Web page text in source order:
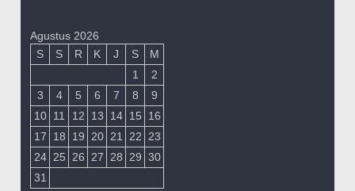
Agustus 2026
S
S R K J S
M
1
2
3
4 5 6 7 8
9
10 11 12 13 14 15
16
17
18 19 20 21 22
23
24 25 26 27 28 29 30
31